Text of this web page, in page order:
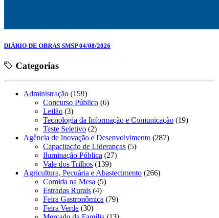
DIÁRIO DE OBRAS SMSP 04/08/2026
Categorias
Administração (159)
Concurso Público (6)
Leilão (3)
Tecnologia da Informação e Comunicação (19)
Teste Seletivo (2)
Agência de Inovação e Desenvolvimento (287)
Capacitação de Lideranças (5)
Iluminação Pública (27)
Vale dos Trilhos (139)
Agricultura, Pecuária e Abastecimento (266)
Comida na Mesa (5)
Estradas Rurais (4)
Feira Gastronômica (79)
Feira Verde (30)